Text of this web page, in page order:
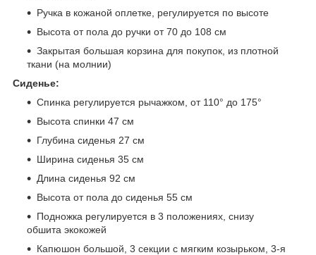
Ручка в кожаной оплетке, регулируется по высоте
Высота от пола до ручки от 70 до 108 см
Закрытая большая корзина для покупок, из плотной
ткани (на молнии)
Сиденье:
Спинка регулируется рычажком, от 110° до 175°
Высота спинки 47 см
Глубина сиденья 27 см
Ширина сиденья 35 см
Длина сиденья 92 см
Высота от пола до сиденья 55 см
Подножка регулируется в 3 положениях, снизу
обшита экокожей
Капюшон большой, 3 секции с мягким козырьком, 3-я